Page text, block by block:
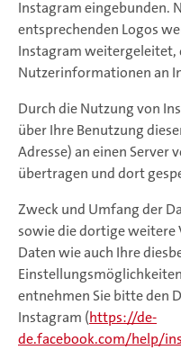
Instagram eingebunden.
entsprechenden Logos
Instagram weitergeleitet,
Nutzerinformationen an
Durch die Nutzung von
über Ihre Benutzung
Adresse) an einen Server
übertragen und dort
Zweck und Umfang der
sowie die dortige
Daten wie auch Ihre
entnehmen Sie bitte den
Instagram (https://de-
de.facebook.com/help/